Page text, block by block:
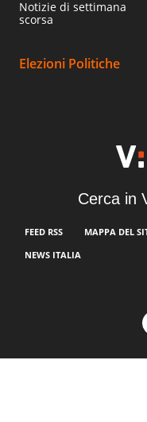
Notizie di settimana
scorsa
Elezioni Politiche
Cerca in
FEED RSS MAPPA DEL
NEWS ITALIA